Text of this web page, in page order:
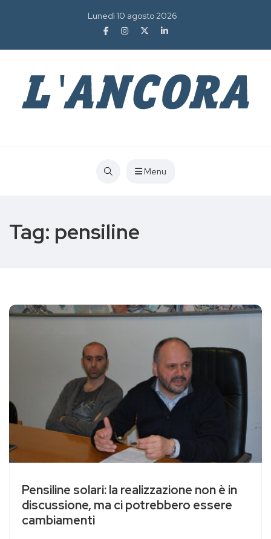
Lunedì 10 agosto 2026
Menu
Tag: pensiline
Pensiline solari: la realizzazione non è in
discussione, ma ci potrebbero essere
cambiamenti